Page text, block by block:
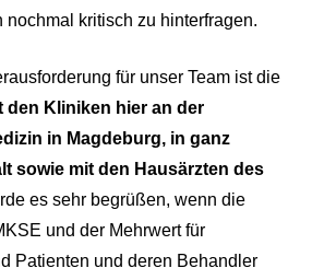
nochmal kritisch zu hinterfragen.
für unser Team ist die
den Kliniken hier an der
in Magdeburg, in ganz
sowie mit den Hausärzten des
es sehr begrüßen, wenn die
und der Mehrwert für
Patienten und deren Behandler